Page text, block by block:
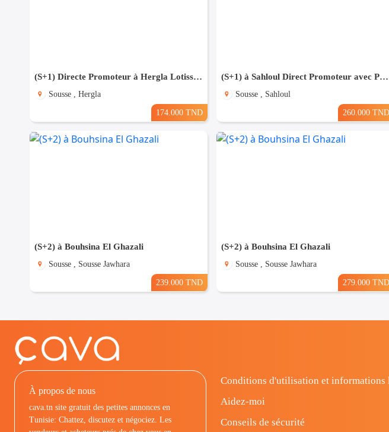
(S+1) Directe Promoteur à Hergla Lotissement AFH
Sousse , Hergla
174.000 TND
(S+1) à Sahloul Direct Promoteur avec Place de Parking
Sousse , Sahloul
260.000 TND
(S+2) à Bouhsina El Ghazali
Sousse , Sousse Jawhara
239.000 TND
(S+2) à Bouhsina El Ghazali
Sousse , Sousse Jawhara
279.000 TND
À propos de nous
cava.tn site gratuit des petites annonces en
Tunisie: Chattez, discutez et négociez. Les
Conditions d'utilisation et informations
Aidez-moi
Conseils de sécurité